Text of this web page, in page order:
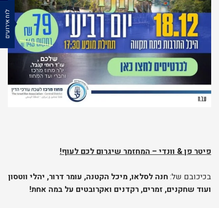
פיטר פן& וונדי – המחזמר שיגרום לכם לעוף!
בכיכובם של: חנה לסלאו, מיכל הקטנה, עומר דרור, יהלי ווטסון
ועוד שחקנים, זמרים, רקדנים ואקרובטים על במה אחת!
לוח אירועים